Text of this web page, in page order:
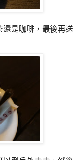
還是咖啡，最後再送